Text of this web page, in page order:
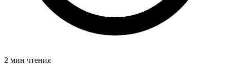
2 мин чтения